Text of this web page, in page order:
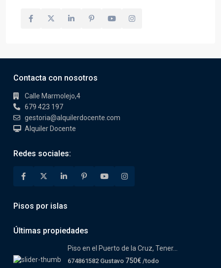
Contacta con nosotros
Calle Marmolejo,4
679 423 197
gestoria@alquilerdocente.com
Alquiler Docente
Redes sociales:
Pisos por islas
Últimas propiedades
Piso en el Puerto de la Cruz, Tener...
674861582 Gustavo 750€ /todo